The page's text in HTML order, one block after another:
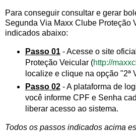
Para conseguir consultar e gerar
Segunda Via Maxx Clube Proteção
indicados abaixo:
Passo 01- Acesse o site
Proteção Veicular (http://
localize e clique na opção "2ª
Passo 02- A plataforma de
você informe CPF e Senha
liberar acesso ao sistema.
Todos os passos indicados acima